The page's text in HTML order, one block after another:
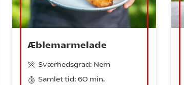
Æblemarmelade
Sværhedsgrad: Nem
Samlet tid: 60 min.